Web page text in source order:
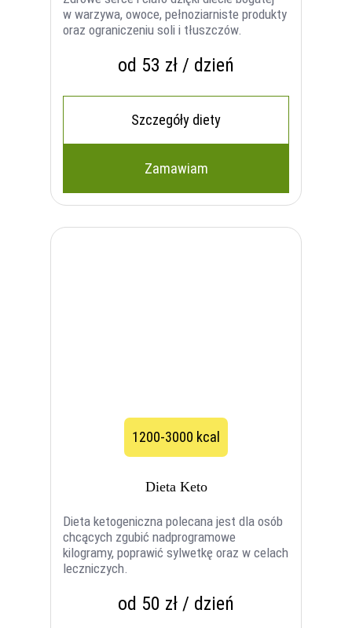
w warzywa, owoce, pełnoziarniste produkty
oraz ograniczeniu soli i tłuszczów.
od 53 zł / dzień
Szczegóły diety
Zamawiam
1200-3000 kcal
Dieta Keto
Dieta ketogeniczna polecana jest dla osób
chcących zgubić nadprogramowe
kilogramy, poprawić sylwetkę oraz w celach
leczniczych.
od 50 zł / dzień